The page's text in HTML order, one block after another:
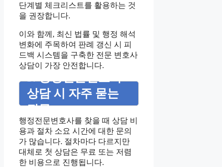
단계별 체크리스트를 활용하는 것
을 권장합니다.
이와 함께, 최신 법률 및 행정 해석
변화에 주목하여 판례 갱신 시 피
드백 시스템을 구축한 전문 변호사
상담이 가장 안전합니다.
상담 시 자주 묻는
질문
행정전문변호사를 찾을 때 상담 비
용과 절차 소요 시간에 대한 문의
가 많습니다. 절차마다 다르지만
대체로 첫 상담은 무료 또는 저렴
한 비용으로 진행됩니다.